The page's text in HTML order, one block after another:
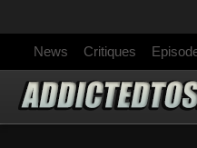
News Critiques